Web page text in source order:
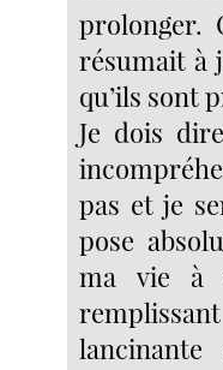
prolonger.
résumait à
qu’ils sont
Je dois
pas et je
pose
ma vie à